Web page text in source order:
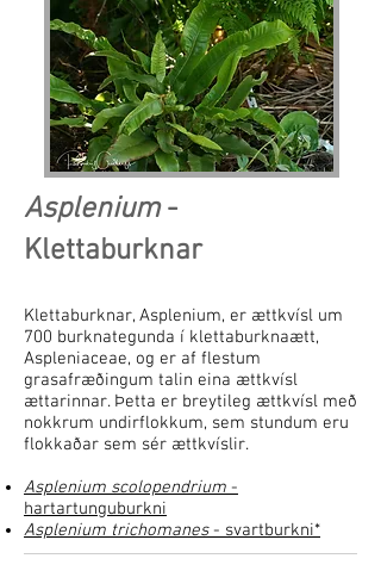
Asplenium-
Klettaburknar
Klettaburknar, Asplenium, er ættkvísl um
700 burknategunda í klettaburknaætt,
Aspleniaceae, og er af flestum
grasafræðingum talin eina ættkvísl
ættarinnar. Þetta er breytileg ættkvísl með
nokkrum undirflokkum, sem stundum eru
flokkaðar sem sér ættkvíslir.
Asplenium scolopendrium -
hartartunguburkni
Asplenium trichomanes- svartburkni*